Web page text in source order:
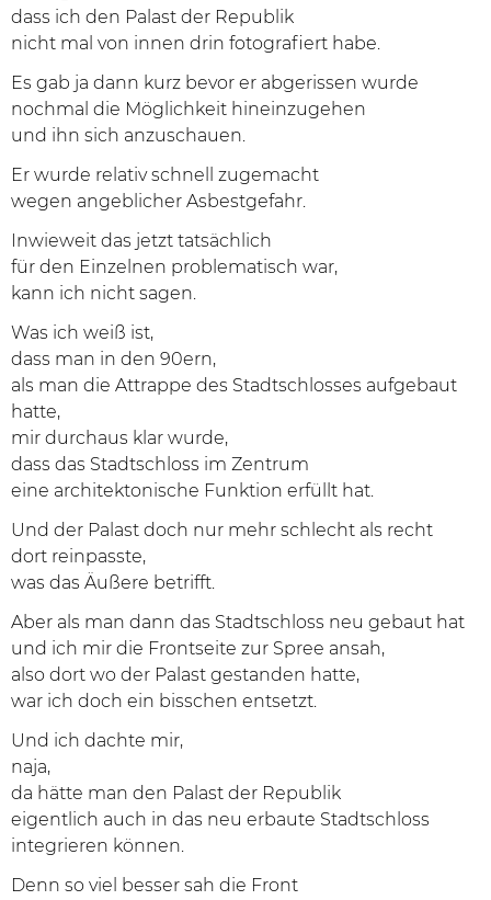
dass ich den Palast der Republik
nicht mal von innen drin fotografiert habe.
Es gab ja dann kurz bevor er abgerissen wurde
nochmal die Möglichkeit hineinzugehen
und ihn sich anzuschauen.
Er wurde relativ schnell zugemacht
wegen angeblicher Asbestgefahr.
Inwieweit das jetzt tatsächlich
für den Einzelnen problematisch war,
kann ich nicht sagen.
Was ich weiß ist,
dass man in den 90ern,
als man die Attrappe des Stadtschlosses aufgebaut
hatte,
mir durchaus klar wurde,
dass das Stadtschloss im Zentrum
eine architektonische Funktion erfüllt hat.
Und der Palast doch nur mehr schlecht als recht
dort reinpasste,
was das Äußere betrifft.
Aber als man dann das Stadtschloss neu gebaut hat
und ich mir die Frontseite zur Spree ansah,
also dort wo der Palast gestanden hatte,
war ich doch ein bisschen entsetzt.
Und ich dachte mir,
naja,
da hätte man den Palast der Republik
eigentlich auch in das neu erbaute Stadtschloss
integrieren können.
Denn so viel besser sah die Front